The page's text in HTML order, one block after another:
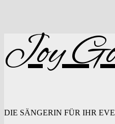
Joy
DIE SÄNGERIN FÜR IHR